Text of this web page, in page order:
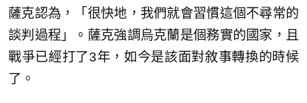
薩克認為，「很快地，我們就會習慣這個不尋常的
談判過程」。薩克強調烏克蘭是個務實的國家，且
戰爭已經打了3年，如今是該面對敘事轉換的時候
了。